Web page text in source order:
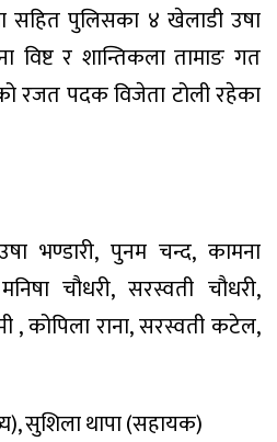
सहित पुलिसका ४ खेलाडी उषा
विष्ट र शान्तिकला तामाङ गत
रजत पदक विजेता टोली रहेका
भण्डारी, पुनम चन्द, कामना
चौधरी, सरस्वती चौधरी,
, कोपिला राना, सरस्वती कटेल,
सुशिला थापा (सहायक)